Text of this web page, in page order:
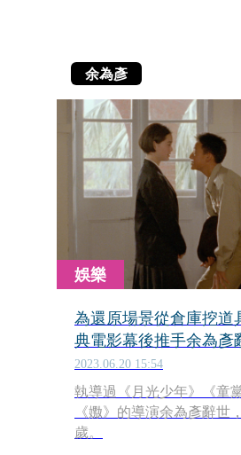
余為彥
娛樂
為還原場景從倉庫挖
典電影幕後推手余為彥
2023.06.20 15:54
執導過《月光少年》《童
《嫐》的導演余為彥辭世
歲。